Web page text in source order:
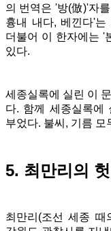
의 번역은 '방(倣)'자
흉내 내다, 베낀다'
더불어 이 한자에는 '
있다.
세종실록에 실린 이
다. 함께 세종실록에
부었다. 불씨, 기름 모
5. 최만리의
최만리(조선 세종 때